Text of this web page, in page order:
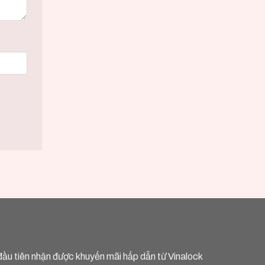
tiên nhận được khuyến mãi hấp dẫn từ Vinalock